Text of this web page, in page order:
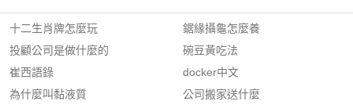
十二生肖牌怎麼玩
投顧公司是做什麼的
崔西語錄
為什麼叫黏液質
鋸緣攝龜怎麼養
碗豆黃吃法
docker中文
公司搬家送什麼